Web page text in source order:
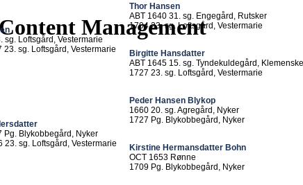
Management
sg. Loftsgård, Vestermarie
23. sg. Loftsgård, Vestermarie
Thor Hansen
ABT 1640 31. sg. Engegård, Rutsker
1704 23. sg. Loftsgård, Vestermarie
Birgitte Hansdatter
ABT 1645 15. sg. Tyndekuldegård,
1727 23. sg. Loftsgård, Vestermarie
Pg. Blykobbegård, Nyker
23. sg. Loftsgård, Vestermarie
Peder Hansen Blykop
1660 20. sg. Agregård, Nyker
1727 Pg. Blykobbegård, Nyker
Kirstine Hermansdatter Bohn
OCT 1653 Rønne
1709 Pg. Blykobbegård, Nyker